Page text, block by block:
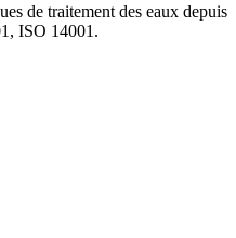
de traitement des eaux depuis
ISO 14001.